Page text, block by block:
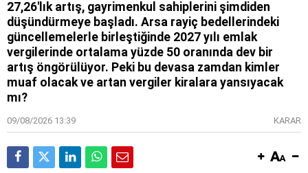
27,26'lık artış, gayrimenkul sahiplerini şimdiden
düşündürmeye başladı. Arsa rayiç bedellerindeki
güncellemelerle birleştiğinde 2027 yılı emlak
vergilerinde ortalama yüzde 50 oranında dev bir
artış öngörülüyor. Peki bu devasa zamdan kimler
muaf olacak ve artan vergiler kiralara yansıyacak
mı?
09/08/2026 13:39 KARAR